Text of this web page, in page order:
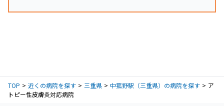
TOP 近くの病院を探す 三重県 中菰野駅（三重県）の病院を探す
ア
トピー性皮膚炎対応病院